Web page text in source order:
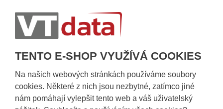
TENTO E-SHOP VYUŽÍVÁ COOKIES
Na našich webových stránkách používáme soubory
cookies. Některé z nich jsou nezbytné, zatímco jiné
nám pomáhají vylepšit tento web a váš uživatelský
Informace k dostupnosti zboží
Obecné informace